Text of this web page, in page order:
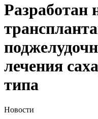
Разработан
лечения
типа
Новости